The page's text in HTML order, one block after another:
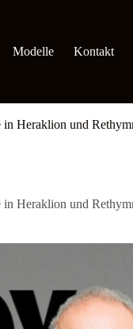
Modelle Kontakt
Heraklion und
Heraklion und